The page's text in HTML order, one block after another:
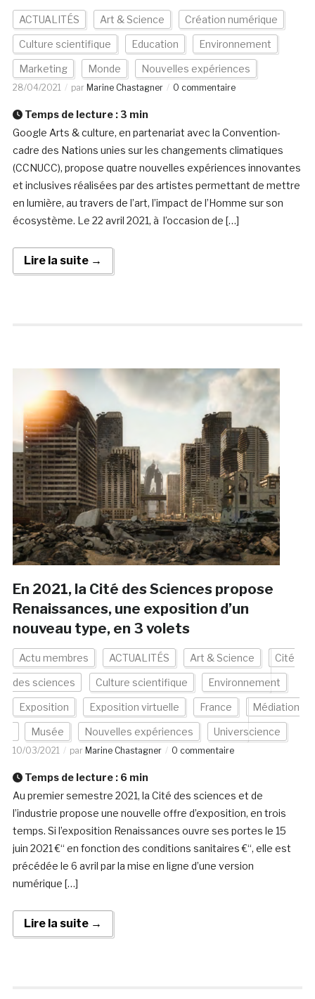
ACTUALITÉS Art & Science Création numérique
Culture scientifique Education Environnement
Marketing Monde Nouvelles expériences
28/04/2021 par Marine Chastagner 0 commentaire
Temps de lecture : 3 min
Google Arts & culture, en partenariat avec la Convention-
cadre des Nations unies sur les changements climatiques
(CCNUCC), propose quatre nouvelles expériences innovantes
et inclusives réalisées par des artistes permettant de mettre
en lumière, au travers de l’art, l’impact de l’Homme sur son
écosystème. Le 22 avril 2021, à l’occasion de […]
Lire la suite →
En 2021, la Cité des Sciences propose
Renaissances, une exposition d’un
nouveau type, en 3 volets
Actu membres ACTUALITÉS Art & Science Cité
des sciences Culture scientifique Environnement
Exposition Exposition virtuelle France Médiation
Musée Nouvelles expériences Universcience
10/03/2021 par Marine Chastagner 0 commentaire
Temps de lecture : 6 min
Au premier semestre 2021, la Cité des sciences et de
l’industrie propose une nouvelle offre d’exposition, en trois
temps. Si l’exposition Renaissances ouvre ses portes le 15
juin 2021 €“ en fonction des conditions sanitaires €“, elle est
précédée le 6 avril par la mise en ligne d’une version
numérique […]
Lire la suite →